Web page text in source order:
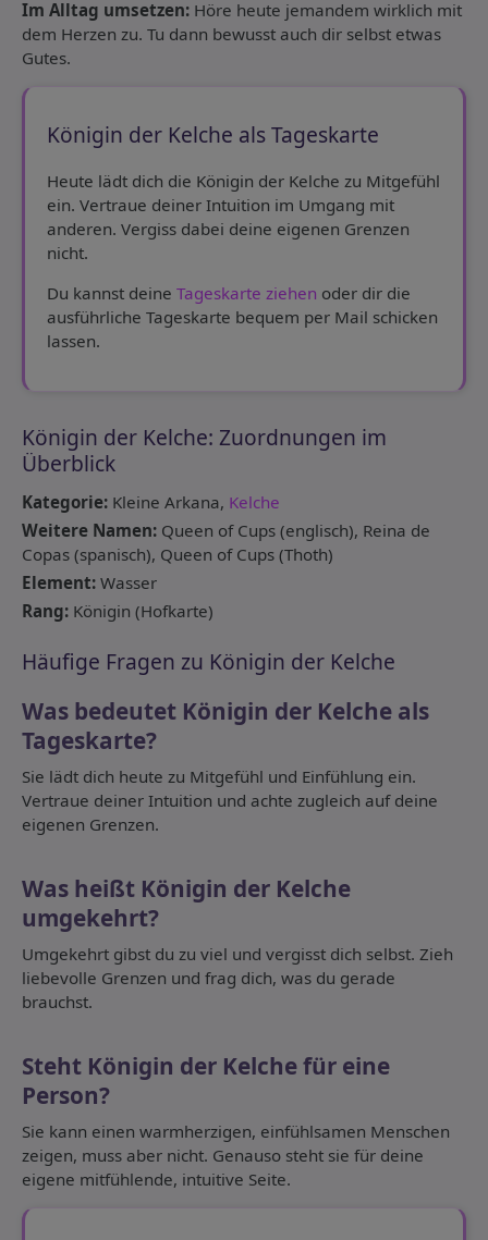
Im Alltag umsetzen: Höre heute jemandem wirklich mit
dem Herzen zu. Tu dann bewusst auch dir selbst etwas
Gutes.
Königin der Kelche als Tageskarte
Heute lädt dich die Königin der Kelche zu Mitgefühl
ein. Vertraue deiner Intuition im Umgang mit
anderen. Vergiss dabei deine eigenen Grenzen
nicht.
Du kannst deine Tageskarte ziehen oder dir die
ausführliche Tageskarte bequem per Mail schicken
lassen.
Königin der Kelche: Zuordnungen im
Überblick
Kategorie: Kleine Arkana, Kelche
Weitere Namen: Queen of Cups (englisch), Reina de
Copas (spanisch), Queen of Cups (Thoth)
Element: Wasser
Rang: Königin (Hofkarte)
Häufige Fragen zu Königin der Kelche
Was bedeutet Königin der Kelche als
Tageskarte?
Sie lädt dich heute zu Mitgefühl und Einfühlung ein.
Vertraue deiner Intuition und achte zugleich auf deine
eigenen Grenzen.
Was heißt Königin der Kelche
umgekehrt?
Umgekehrt gibst du zu viel und vergisst dich selbst. Zieh
liebevolle Grenzen und frag dich, was du gerade
brauchst.
Steht Königin der Kelche für eine
Person?
Sie kann einen warmherzigen, einfühlsamen Menschen
zeigen, muss aber nicht. Genauso steht sie für deine
eigene mitfühlende, intuitive Seite.